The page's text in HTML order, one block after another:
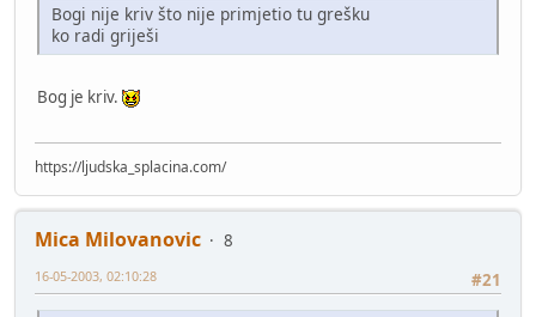
Bogi nije kriv što nije primjetio tu grešku
ko radi griješi
Bog je kriv.
https://ljudska_splacina.com/
Mica Milovanovic
8
#21
16-05-2003, 02:10:28